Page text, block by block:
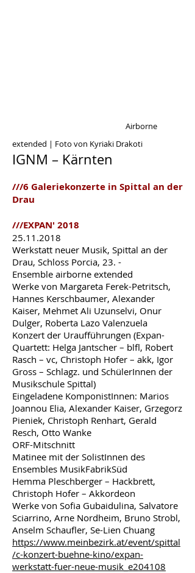
Airborne
extended | Foto von Kyriaki Drakoti
IGNM – Kärnten
///6 Galeriekonzerte in Spittal an der
Drau
///EXPAN' 2018
25.11.2018
Werkstatt neuer Musik, Spittal an der
Drau, Schloss Porcia, 23. -
Ensemble airborne extended
Werke von Margareta Ferek-Petritsch,
Hannes Kerschbaumer, Alexander
Kaiser, Mehmet Ali Uzunselvi, Onur
Dulger, Roberta Lazo Valenzuela
Konzert der Uraufführungen (Expan-
Quartett: Helga Jantscher – blfl, Robert
Rasch – vc, Christoph Hofer – akk, Igor
Gross – Schlagz. und SchülerInnen der
Musikschule Spittal)
Eingeladene KomponistInnen: Marios
Joannou Elia, Alexander Kaiser, Grzegorz
Pieniek, Christoph Renhart, Gerald
Resch, Otto Wanke
ORF-Mitschnitt
Matinee mit der SolistInnen des
Ensembles MusikFabrikSüd
Hemma Pleschberger – Hackbrett,
Christoph Hofer – Akkordeon
Werke von Sofia Gubaidulina, Salvatore
Sciarrino, Arne Nordheim, Bruno Strobl,
Anselm Schaufler, Se-Lien Chuang
https://www.meinbezirk.at/event/spittal
/c-konzert-buehne-kino/expan-
werkstatt-fuer-neue-musik_e204108